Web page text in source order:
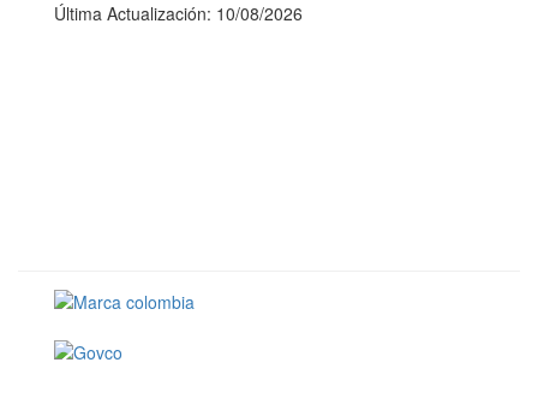
Última Actualización: 10/08/2026